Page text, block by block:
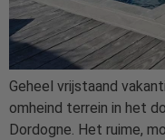
Geheel vrijstaand
omheind terrein in het
Dordogne. Het ruime,